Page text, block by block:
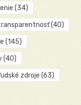
(34)
(40)
(145)
(40)
zdroje (63)